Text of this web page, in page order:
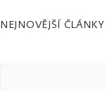
NEJNOVĚJŠÍ ČLÁNKY